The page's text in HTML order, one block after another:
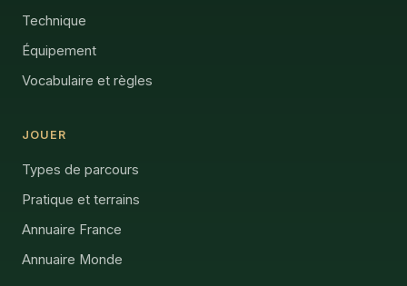
Technique
Équipement
Vocabulaire et règles
JOUER
Types de parcours
Pratique et terrains
Annuaire France
Annuaire Monde